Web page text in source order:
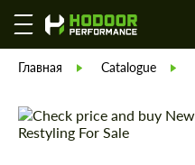
Главная Catalogue